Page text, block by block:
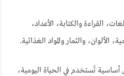
القراءة والكتابة، الأعداد،
الألوان، والثمار والمواد الغذائية.
تُستخدم في الحياة اليومية،